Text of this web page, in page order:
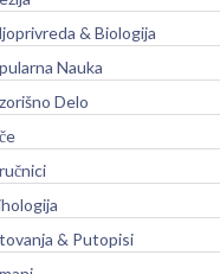
& Biologija
Nauka
Delo
& Putopisi